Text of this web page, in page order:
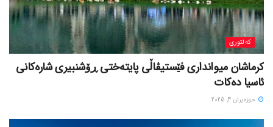
کەلتوری
کرماشان میوانداری فێستیڤاڵی پایتەختی ڕۆشنبیری شارەکانی
ئاسیا دەکات
حوزه‌یران 4, 2025